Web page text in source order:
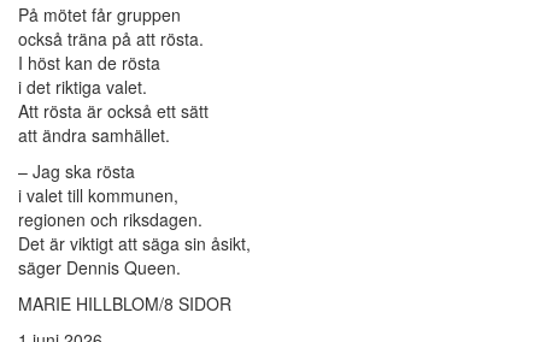
På mötet får gruppen
också träna på att rösta.
I höst kan de rösta
i det riktiga valet.
Att rösta är också ett sätt
att ändra samhället.
– Jag ska rösta
i valet till kommunen,
regionen och riksdagen.
Det är viktigt att säga sin åsikt,
säger Dennis Queen.
MARIE HILLBLOM/8 SIDOR